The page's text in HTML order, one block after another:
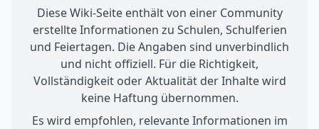
Diese Wiki-Seite enthält von einer Community
erstellte Informationen zu Schulen, Schulferien
und Feiertagen. Die Angaben sind unverbindlich
und nicht offiziell. Für die Richtigkeit,
Vollständigkeit oder Aktualität der Inhalte wird
keine Haftung übernommen.
Es wird empfohlen, relevante Informationen im